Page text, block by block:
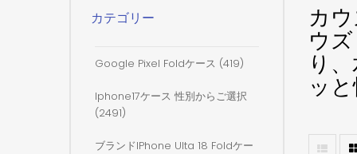
カテゴリー
Google Pixel Foldケース (419)
Iphone17ケース 性別からご選択
(2491)
ブランドiPhone Ulta 18 Foldケー
カ
ウ
り
ッ